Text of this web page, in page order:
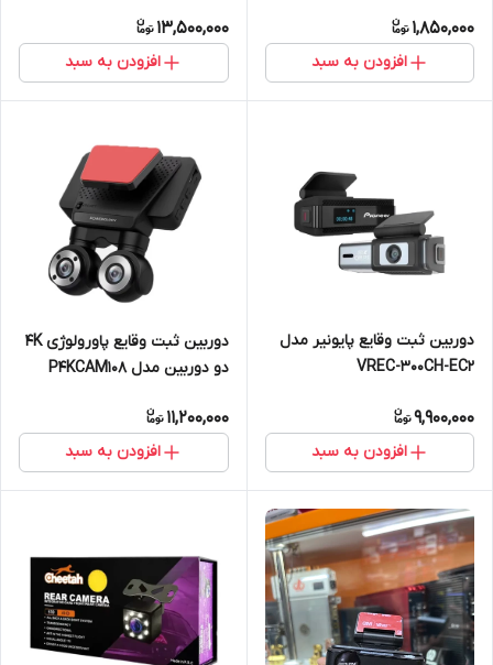
1,850,000
افزودن به سبد
13,500,000
افزودن به سبد
دوربین ثبت وقایع پایونیر مدل
VREC-300CH-EC2
9,900,000
افزودن به سبد
دوربین ثبت وقایع پاورولوژی 4K
دو دوربین مدل P4KCAM108
11,200,000
افزودن به سبد